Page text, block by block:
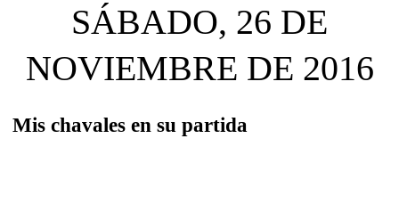
SÁBADO, 26 DE
NOVIEMBRE DE 2016
Mis chavales en su partida